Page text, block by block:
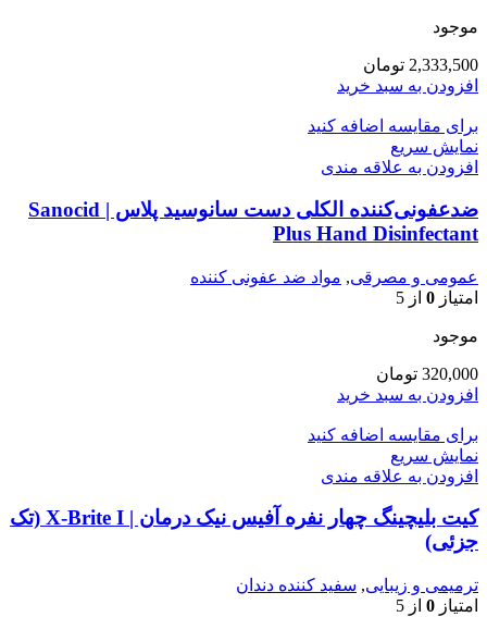
موجود
2,333,500 تومان
افزودن به سبد خرید
برای مقایسه اضافه کنید
نمایش سریع
افزودن به علاقه مندی
ضدعفونی‌کننده الکلی دست سانوسید پلاس | Sanocid
Plus Hand Disinfectant
عمومی و مصرقی, مواد ضد عفونی کننده
امتیاز 0 از 5
موجود
320,000 تومان
افزودن به سبد خرید
برای مقایسه اضافه کنید
نمایش سریع
افزودن به علاقه مندی
کیت بلیچینگ چهار نفره آفیس نیک درمان | X-Brite I (تک
جزئی)
ترمیمی و زیبایی, سفید کننده دندان
امتیاز 0 از 5